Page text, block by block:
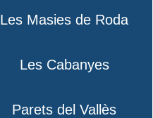
Les Masies de Roda
Les Cabanyes
Parets del Vallès